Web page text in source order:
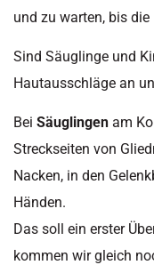
und zu warten, bis
Sind Säuglinge und
Hautausschläge an
Bei Säuglingen am
Streckseiten von
Nacken, in den
Händen.
Das soll ein erster
kommen wir gleich